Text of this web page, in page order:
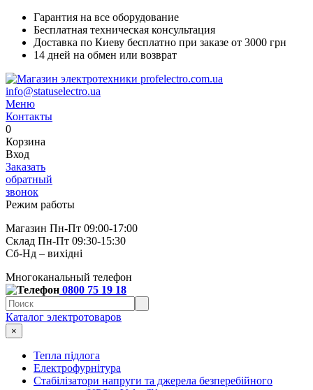
Гарантия на все оборудование
Бесплатная техническая консультация
Доставка по Киеву бесплатно при заказе от 3000 грн
14 дней на обмен или возврат
info@statuselectro.ua
Меню
Контакты
0
Корзина
Вход
Заказать
обратный
звонок
Режим работы
Магазин Пн-Пт 09:00-17:00
Склад Пн-Пт 09:30-15:30
Сб-Нд – вихідні
Многоканальный телефон
0800 75 19 18
Каталог электротоваров
×
Тепла підлога
Електрофурнітура
Cтабілізатори напруги та джерела безперебійного